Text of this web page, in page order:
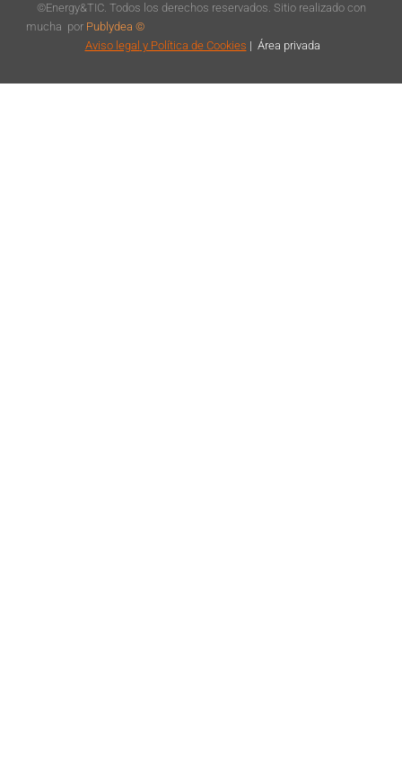
©Energy&TIC. Todos los derechos reservados. Sitio realizado con
mucha por Publydea ©
Aviso legal y Política de Cookies | Área privada